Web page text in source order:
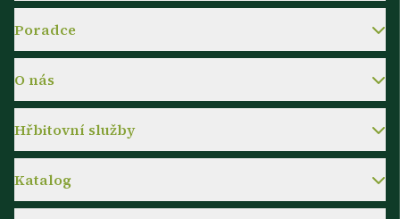
Poradce
O nás
Hřbitovní služby
Katalog